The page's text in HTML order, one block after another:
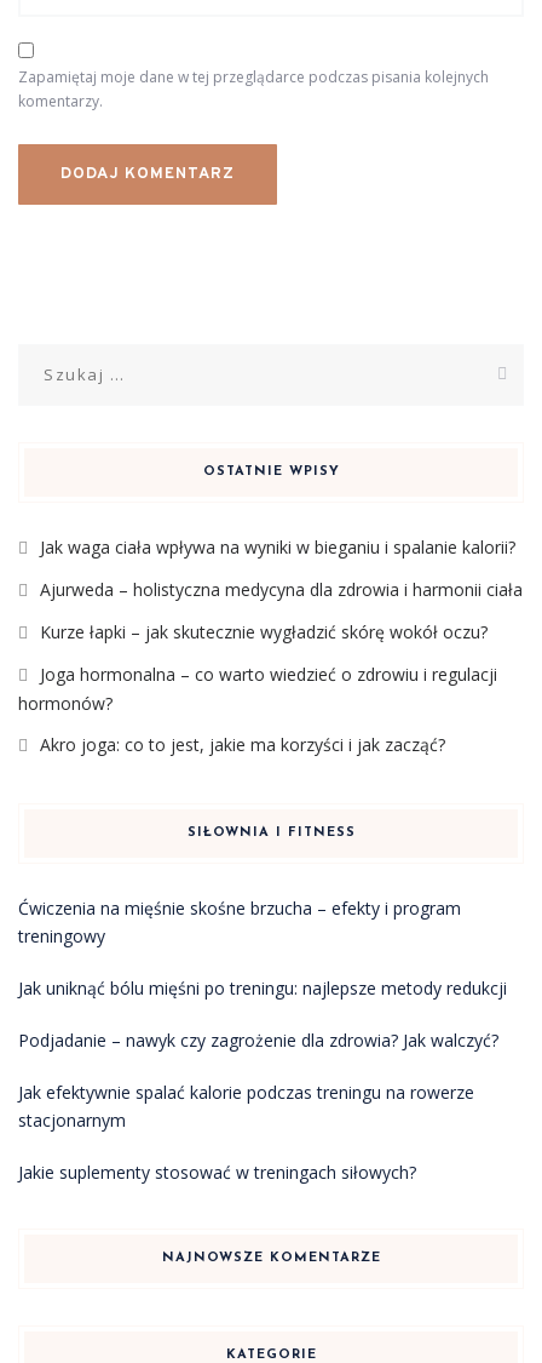
Zapamiętaj moje dane w tej przeglądarce podczas pisania kolejnych
komentarzy.
OSTATNIE WPISY
Jak waga ciała wpływa na wyniki w bieganiu i spalanie kalorii?
Ajurweda – holistyczna medycyna dla zdrowia i harmonii ciała
Kurze łapki – jak skutecznie wygładzić skórę wokół oczu?
Joga hormonalna – co warto wiedzieć o zdrowiu i regulacji
hormonów?
Akro joga: co to jest, jakie ma korzyści i jak zacząć?
SIŁOWNIA I FITNESS
Ćwiczenia na mięśnie skośne brzucha – efekty i program
treningowy
Jak uniknąć bólu mięśni po treningu: najlepsze metody redukcji
Podjadanie – nawyk czy zagrożenie dla zdrowia? Jak walczyć?
Jak efektywnie spalać kalorie podczas treningu na rowerze
stacjonarnym
Jakie suplementy stosować w treningach siłowych?
NAJNOWSZE KOMENTARZE
KATEGORIE